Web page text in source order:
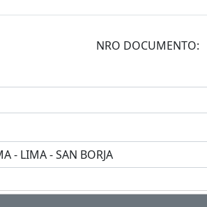
NRO DOCUMENTO: